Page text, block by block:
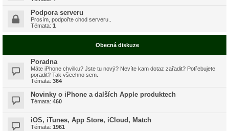
Podpora serveru
Prosím, podpořte chod serveru..
Témata: 1
Obecná diskuze
Poradna
Máte iPhone chvilku? Jste tu nový? Nevíte kam dotaz zařadit? Potřebujete
poradit? Tak všechno sem.
Témata: 364
Novinky o iPhone a dalších Apple produktech
Témata: 460
iOS, iTunes, App Store, iCloud, Match
Témata: 1961